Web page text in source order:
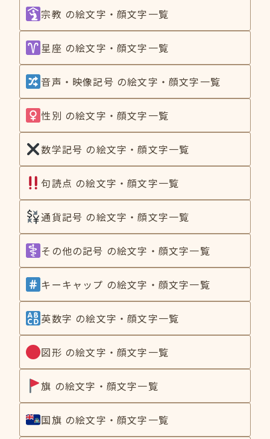
宗教 の絵文字・顔文字一覧
星座 の絵文字・顔文字一覧
音声・映像記号 の絵文字・顔文字一覧
性別 の絵文字・顔文字一覧
数学記号 の絵文字・顔文字一覧
句読点 の絵文字・顔文字一覧
通貨記号 の絵文字・顔文字一覧
その他の記号 の絵文字・顔文字一覧
キーキャップ の絵文字・顔文字一覧
英数字 の絵文字・顔文字一覧
図形 の絵文字・顔文字一覧
旗 の絵文字・顔文字一覧
国旗 の絵文字・顔文字一覧